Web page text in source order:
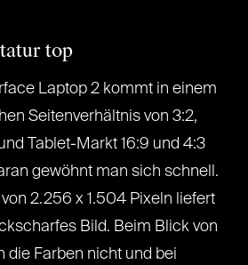
top
Laptop 2 kommt in einem
Seitenverhältnis von 3:2,
Tablet-Markt 16:9 und 4:3
gewöhnt man sich schnell.
2.256 x 1.504 Pixeln liefert
Bild. Beim Blick von
die Farben nicht und bei